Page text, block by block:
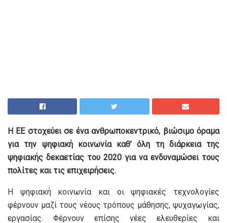
Η ΕΕ στοχεύει σε ένα ανθρωποκεντρικό, βιώσιμο όραμα
για την ψηφιακή κοινωνία καθ’ όλη τη διάρκεια της
ψηφιακής δεκαετίας του 2020 για να ενδυναμώσει τους
πολίτες και τις επιχειρήσεις.
Η ψηφιακή κοινωνία και οι ψηφιακές τεχνολογίες
φέρνουν μαζί τους νέους τρόπους μάθησης, ψυχαγωγίας,
εργασίας. Φέρνουν επίσης νέες ελευθερίες και